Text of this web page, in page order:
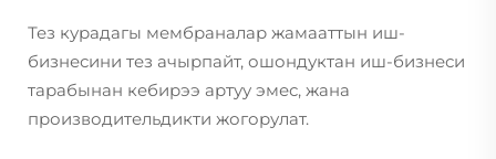
Тез курадагы мембраналар жамааттын иш-
бизнесини тез ачырпайт, ошондуктан иш-бизнеси
тарабынан кебирээ артуу эмес, жана
производительдикти жогорулат.